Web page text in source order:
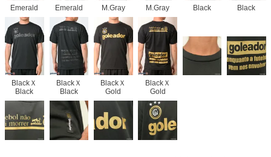
Emerald Emerald M.Gray M.Gray Black Black
BlackＸ
Black
BlackＸ
Black
BlackＸ
Gold
BlackＸ
Gold